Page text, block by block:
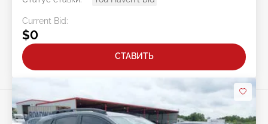
Current Bid:
$0
СТАВИТЬ